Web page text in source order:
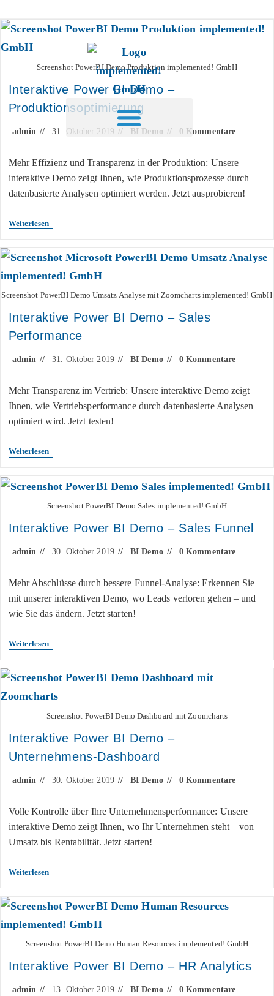
springen
Screenshot PowerBI Demo Produktion implemented! GmbH
Interaktive Power BI Demo –
Produktionsoptimierung
admin 31. Oktober 2019 BI Demo 0 Kommentare
Mehr Effizienz und Transparenz in der Produktion: Unsere
interaktive Demo zeigt Ihnen, wie Produktionsprozesse durch
datenbasierte Analysen optimiert werden. Jetzt ausprobieren!
Weiterlesen
Screenshot PowerBI Demo Umsatz Analyse mit Zoomcharts implemented! GmbH
Interaktive Power BI Demo – Sales
Performance
admin 31. Oktober 2019 BI Demo 0 Kommentare
Mehr Transparenz im Vertrieb: Unsere interaktive Demo zeigt
Ihnen, wie Vertriebsperformance durch datenbasierte Analysen
optimiert wird. Jetzt testen!
Weiterlesen
Screenshot PowerBI Demo Sales implemented! GmbH
Interaktive Power BI Demo – Sales Funnel
admin 30. Oktober 2019 BI Demo 0 Kommentare
Mehr Abschlüsse durch bessere Funnel-Analyse: Erkennen Sie
mit unserer interaktiven Demo, wo Leads verloren gehen – und
wie Sie das ändern. Jetzt starten!
Weiterlesen
Screenshot PowerBI Demo Dashboard mit Zoomcharts
Interaktive Power BI Demo –
Unternehmens-Dashboard
admin 30. Oktober 2019 BI Demo 0 Kommentare
Volle Kontrolle über Ihre Unternehmensperformance: Unsere
interaktive Demo zeigt Ihnen, wo Ihr Unternehmen steht – von
Umsatz bis Rentabilität. Jetzt starten!
Weiterlesen
Screenshot PowerBI Demo Human Resources implemented! GmbH
Interaktive Power BI Demo – HR Analytics
admin 13. Oktober 2019 BI Demo 0 Kommentare